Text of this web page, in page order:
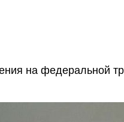
на федеральной